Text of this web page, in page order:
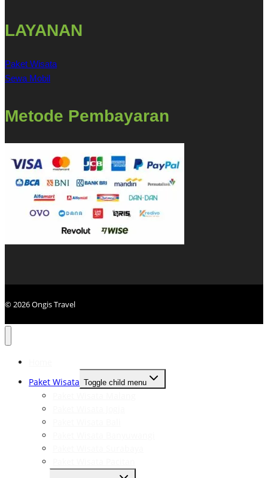
LAYANAN
Paket Wisata
Sewa Mobil
Metode Pembayaran
© 2026 Ongis Travel
Paket Wisata Toggle child menu